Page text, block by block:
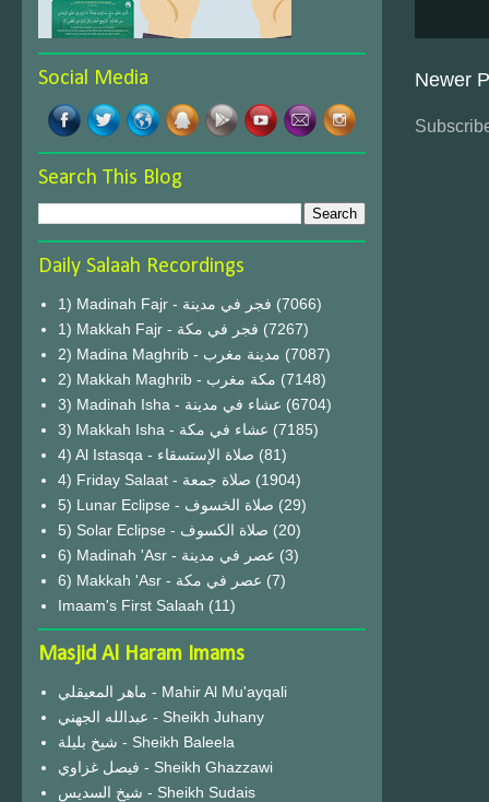
Newer
Social Media
Search This Blog
Daily Salaah Recordings
1) Madinah Fajr - فجر في مدينة (7066)
1) Makkah Fajr - فجر في مكة (7267)
2) Madina Maghrib - مدينة مغرب (7087)
2) Makkah Maghrib - مكة مغرب (7148)
3) Madinah Isha - عشاء في مدينة (6704)
3) Makkah Isha - عشاء في مكة (7185)
4) Al Istasqa - صلاة الإستسقاء (81)
4) Friday Salaat - صلاة جمعة (1904)
5) Lunar Eclipse - صلاة الخسوف (29)
(20)
6) Madinah 'Asr - عصر في مدينة (3)
6) Makkah 'Asr - عصر في مكة (7)
Imaam's First Salaah (11)
Masjid Al Haram Imams
ماهر المعيقلي - Mahir Al Mu'ayqali
عبدالله الجهني - Sheikh Juhany
شيخ بليلة - Sheikh Baleela
فيصل غزاوي - Sheikh Ghazzawi
شيخ السديس - Sheikh Sudais